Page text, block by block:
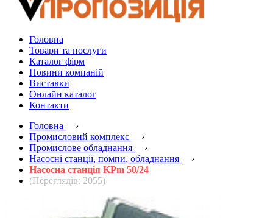
Головна
Товари та послуги
Каталог фірм
Новини компаній
Виставки
Онлайн каталог
Контакти
Головна —›
Промисловий комплекс —›
Промислове обладнання —›
Насосні станції, помпи, обладнання —›
Насосна станція KPm 50/24
(Переглядів: 2055)